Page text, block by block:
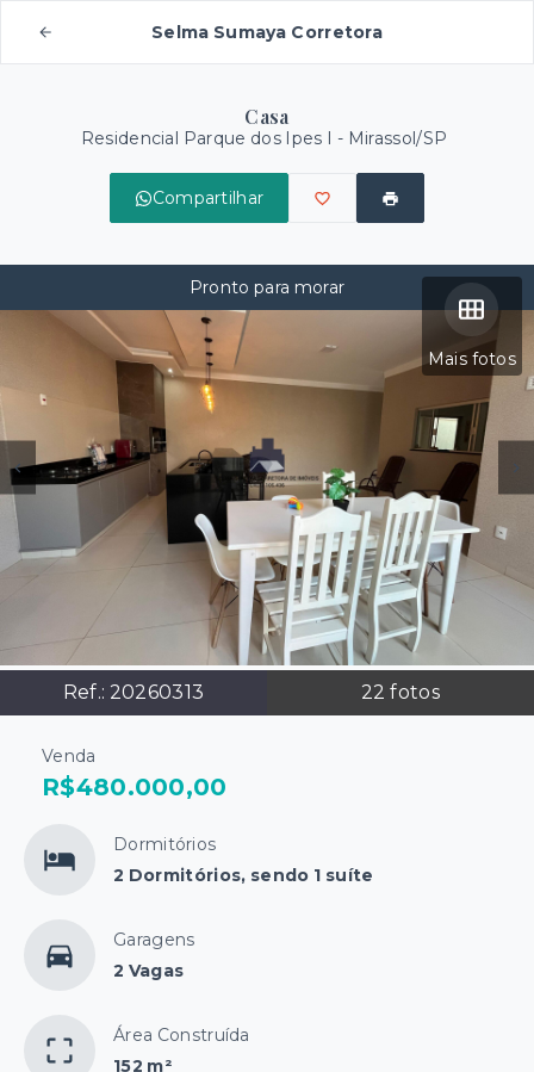
Selma Sumaya Corretora
Casa
Residencial Parque dos Ipes I - Mirassol/SP
Compartilhar
Mais fotos
Ref.: 20260313 22 fotos
Pronto para morar
Venda
R$480.000,00
Dormitórios
2 Dormitórios, sendo 1 suíte
Garagens
2 Vagas
Área Construída
152 m²